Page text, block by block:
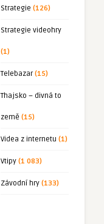
Strategie (126)
Strategie videohry
(1)
Telebazar(15)
Thajsko – divná to
země (15)
Videa z internetu (1)
Vtipy (1 083)
Závodní hry (133)